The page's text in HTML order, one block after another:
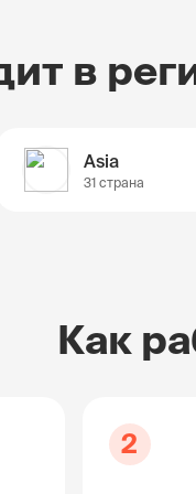
в
Asia
31 страна
Как
2